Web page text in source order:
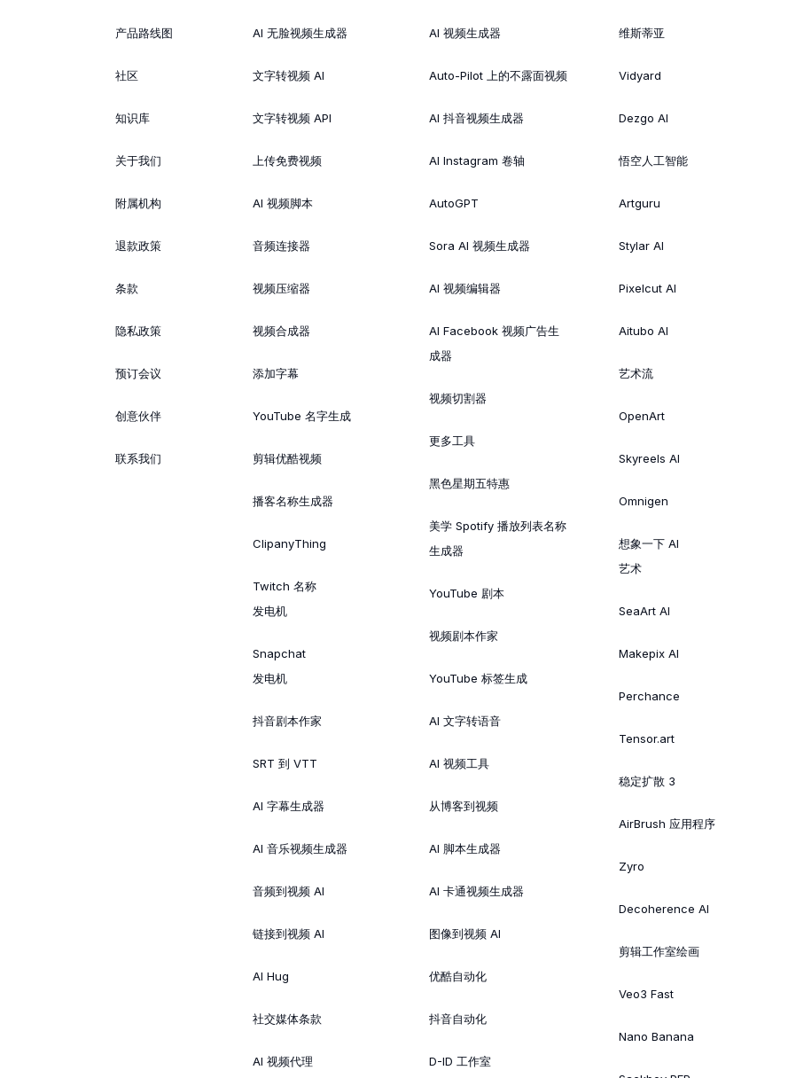
产品路线图
社区
知识库
关于我们
附属机构
退款政策
条款
隐私政策
预订会议
创意伙伴
联系我们
AI 无脸视频生成器
文字转视频 AI
文字转视频 API
上传免费视频
AI 视频脚本
音频连接器
视频压缩器
视频合成器
添加字幕
YouTube 名字生成
剪辑优酷视频
播客名称生成器
ClipanyThing
Twitch 名称
发电机
Snapchat
发电机
抖音剧本作家
SRT 到 VTT
AI 字幕生成器
AI 音乐视频生成器
音频到视频 AI
链接到视频 AI
AI Hug
社交媒体条款
AI 视频代理
AI 视频生成器
Auto-Pilot 上的不露面视频
AI 抖音视频生成器
AI Instagram 卷轴
AutoGPT
Sora AI 视频生成器
AI 视频编辑器
AI Facebook 视频广告生
成器
视频切割器
更多工具
黑色星期五特惠
美学 Spotify 播放列表名称
生成器
YouTube 剧本
视频剧本作家
YouTube 标签生成
AI 文字转语音
AI 视频工具
从博客到视频
AI 脚本生成器
AI 卡通视频生成器
图像到视频 AI
优酷自动化
抖音自动化
D-ID 工作室
维斯蒂亚
Vidyard
Dezgo AI
悟空人工智能
Artguru
Stylar AI
Pixelcut AI
Aitubo AI
艺术流
OpenArt
Skyreels AI
Omnigen
想象一下 AI
艺术
SeaArt AI
Makepix AI
Perchance
Tensor.art
稳定扩散 3
AirBrush 应用程序
Zyro
Decoherence AI
剪辑工作室绘画
Veo3 Fast
Nano Banana